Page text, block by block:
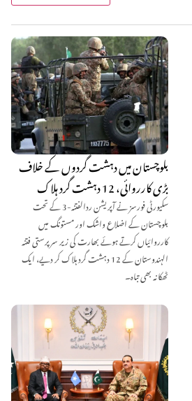
بلوچستان میں دہشت گردوں کے خلاف
بڑی کارروائی، 12 دہشت گرد ہلاک
سکیورٹی فورسز نے آپریشن ردالفتنہ-3 کے تحت
بلوچستان کے اضلاع واشک اور مستونگ میں
کارروائیاں کرتے ہوئے بھارت کی زیر سرپرستی فتنہ
الہندوستان کے 12 دہشت گرد ہلاک کر دیے، ایک
ٹھکانہ بھی تباہ۔